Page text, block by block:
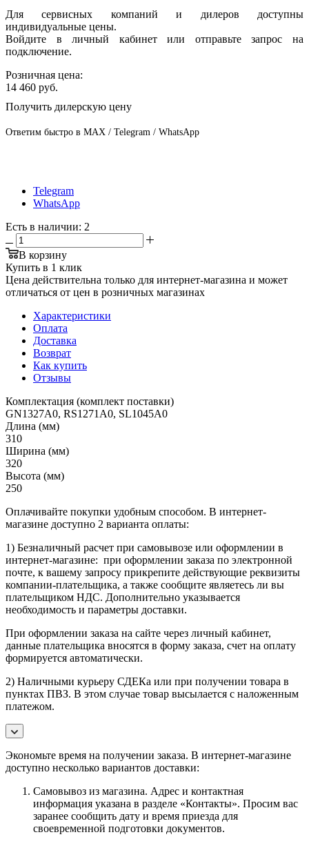
Для сервисных компаний и дилеров доступны
индивидуальные цены.
Войдите в личный кабинет или отправьте запрос на
подключение.
Розничная цена:
14 460 руб.
Получить дилерскую цену
Ответим быстро в MAX / Telegram / WhatsApp
Telegram
WhatsApp
Есть в наличии: 2
В корзину
Купить в 1 клик
Цена действительна только для интернет-магазина и может
отличаться от цен в розничных магазинах
Характеристики
Оплата
Доставка
Возврат
Как купить
Отзывы
Комплектация (комплект поставки)
GN1327A0, RS1271A0, SL1045A0
Длина (мм)
310
Ширина (мм)
320
Высота (мм)
250
Оплачивайте покупки удобным способом. В интернет-
магазине доступно 2 варианта оплаты:
1) Безналичный расчет при самовывозе или оформлении в
интернет-магазине: при оформлении заказа по электронной
почте, к вашему запросу прикрепите действующие реквизиты
компании-плательщика, а также сообщите являетесь ли вы
плательщиком НДС. Дополнительно указывается
необходимость и параметры доставки.
При оформлении заказа на сайте через личный кабинет,
данные плательщика вносятся в форму заказа, счет на оплату
формируется автоматически.
2) Наличными курьеру СДЕКа или при получении товара в
пунктах ПВЗ. В этом случае товар высылается с наложенным
платежом.
Экономьте время на получении заказа. В интернет-магазине
доступно несколько вариантов доставки:
Самовывоз из магазина. Адрес и контактная
информация указана в разделе «Контакты». Просим вас
заранее сообщить дату и время приезда для
своевременной подготовки документов.